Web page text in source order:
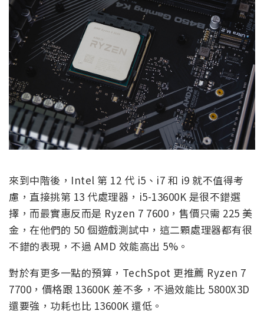
來到中階後，Intel 第 12 代 i5、i7 和 i9 就不值得考
慮，直接挑第 13 代處理器，i5-13600K 是很不錯選
擇，而最實惠反而是 Ryzen 7 7600，售價只需 225 美
金，在他們的 50 個遊戲測試中，這二顆處理器都有很
不錯的表現，不過 AMD 效能高出 5%。
對於有更多一點的預算，TechSpot 更推薦 Ryzen 7
7700，價格跟 13600K 差不多，不過效能比 5800X3D
還要強，功耗也比 13600K 還低。